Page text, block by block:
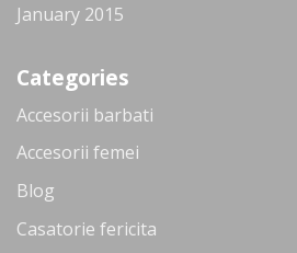
January 2015
Categories
Accesorii barbati
Accesorii femei
Blog
Casatorie fericita